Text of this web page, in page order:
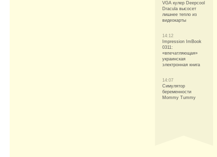
VGA кулер Deepcool
Dracula высосет
лишнее тепло из
видеокарты
14:12
Impression ImBook
0311:
«впечатляющая»
украинская
электронная книга
14:07
Симулятор
беременности
Mommy Tummy